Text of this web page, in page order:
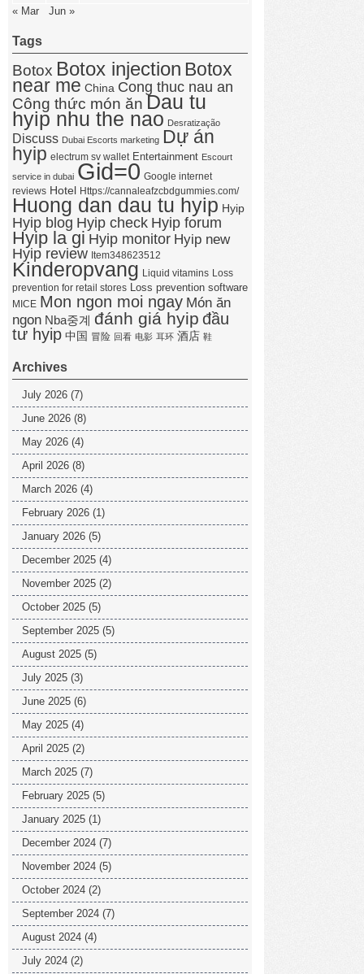
« Mar
Jun »
Tags
Botox Botox injection Botox
near me China Cong thuc nau an
Công thức món ăn Dau tu
hyip nhu the nao Desratização
Discuss Dubai Escorts marketing Dự án
hyip electrum sv wallet Entertainment Escourt
service in dubai Gid=0 Google internet
reviews Hotel Https://cannaleafzcbdgummies.com/
Huong dan dau tu hyip Hyip
Hyip blog Hyip check Hyip forum
Hyip la gi Hyip monitor Hyip new
Hyip review Item348623512
Kinderopvang Liquid vitamins Loss
prevention for retail stores Loss prevention software
MICE Mon ngon moi ngay Món ăn
ngon Nba중계 đánh giá hyip đầu
tư hyip 中国 冒险 回看 电影 耳环 酒店 鞋
Archives
July 2026 (7)
June 2026 (8)
May 2026 (4)
April 2026 (8)
March 2026 (4)
February 2026 (1)
January 2026 (5)
December 2025 (4)
November 2025 (2)
October 2025 (5)
September 2025 (5)
August 2025 (5)
July 2025 (3)
June 2025 (6)
May 2025 (4)
April 2025 (2)
March 2025 (7)
February 2025 (5)
January 2025 (1)
December 2024 (7)
November 2024 (5)
October 2024 (2)
September 2024 (7)
August 2024 (4)
July 2024 (2)